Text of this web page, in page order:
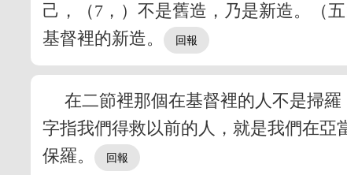
己，（7，）不是舊造，乃是新造。（
基督裡的新造。
在二節裡那個在基督裡的人不是掃
字指我們得救以前的人，就是我們在亞
保羅。